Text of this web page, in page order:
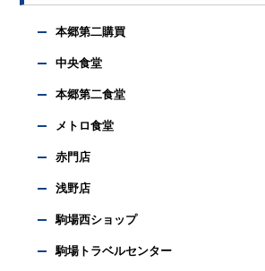
本郷第二購買
中央食堂
本郷第二食堂
メトロ食堂
赤門店
浅野店
駒場西ショップ
駒場トラベルセンター